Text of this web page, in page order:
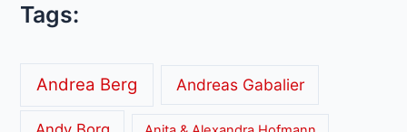
Tags:
Andrea Berg Andreas Gabalier